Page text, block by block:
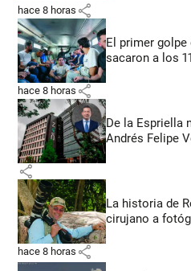
hace 8 horas share
El primer
sacaron a los
hace 8 horas share
De la Espriella
Andrés Felipe
share
La historia de
cirujano a
hace 8 horas share